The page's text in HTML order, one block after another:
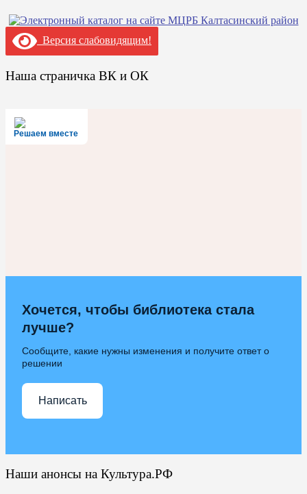
Версия слабовидящим!
Наша страничка ВК и ОК
Решаем вместе
Хочется, чтобы библиотека стала
лучше?
Сообщите, какие нужны изменения и получите ответ о
решении
Написать
Наши анонсы на Культура.РФ